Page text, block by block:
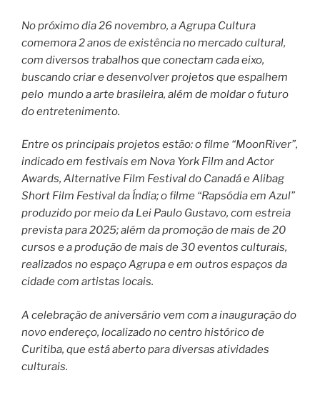
No próximo dia 26 novembro, a Agrupa Cultura
comemora 2 anos de existência no mercado cultural,
com diversos trabalhos que conectam cada eixo,
buscando criar e desenvolver projetos que espalhem
pelo mundo a arte brasileira, além de moldar o futuro
do entretenimento.
Entre os principais projetos estão: o filme “MoonRiver”,
indicado em festivais em Nova York Film and Actor
Awards, Alternative Film Festival do Canadá e Alibag
Short Film Festival da Índia; o filme “Rapsódia em Azul”
produzido por meio da Lei Paulo Gustavo, com estreia
prevista para 2025; além da promoção de mais de 20
cursos e a produção de mais de 30 eventos culturais,
realizados no espaço Agrupa e em outros espaços da
cidade com artistas locais.
A celebração de aniversário vem com a inauguração do
novo endereço, localizado no centro histórico de
Curitiba, que está aberto para diversas atividades
culturais.